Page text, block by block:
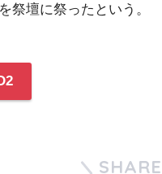
祭壇に祭ったという。
SHARE